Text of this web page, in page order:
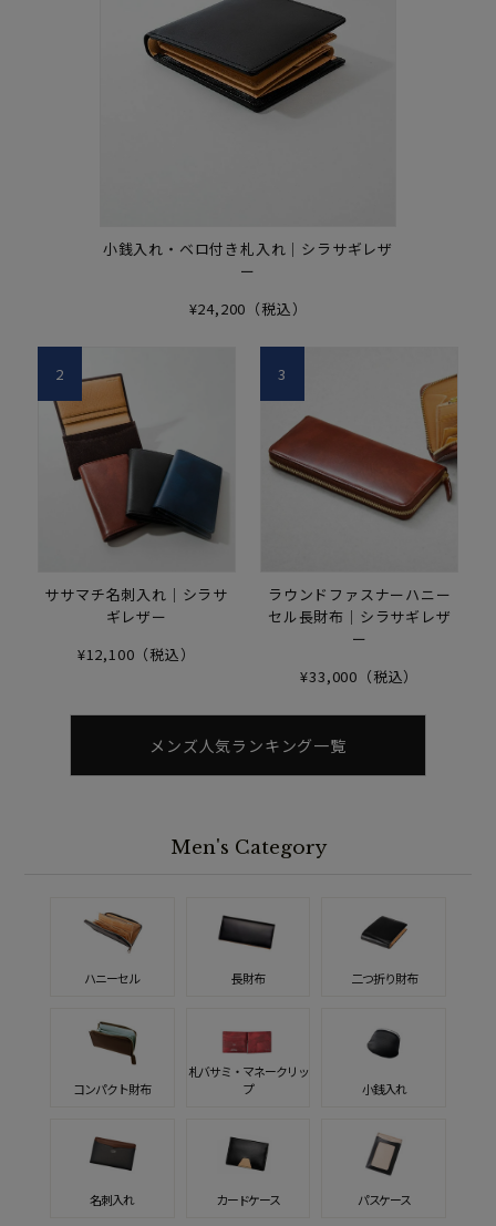
小銭入れ・ベロ付き札入れ｜シラサギレザ
ー
¥24,200（税込）
ササマチ名刺入れ｜シラサ
ギレザー
¥12,100（税込）
2
ラウンドファスナーハニー
セル長財布｜シラサギレザ
ー
¥33,000（税込）
3
メンズ人気ランキング一覧
Men's Category
ハニーセル 長財布 二つ折り財布
コンパクト財布
札バサミ・マネークリッ
プ
小銭入れ
名刺入れ カードケース パスケース